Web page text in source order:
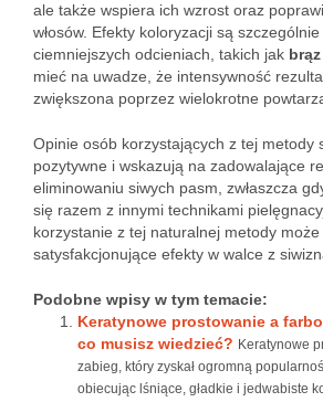
ale także wspiera ich wzrost oraz
włosów. Efekty koloryzacji są
ciemniejszych odcieniach, takich jak brąz
mieć na uwadze, że intensywność
zwiększona poprzez wielokrotne
Opinie osób korzystających z tej metody
pozytywne i wskazują na zadowalające
eliminowaniu siwych pasm, zwłaszcza
się razem z innymi technikami
korzystanie z tej naturalnej metody
satysfakcjonujące efekty w walce z
Podobne wpisy w tym temacie:
Keratynowe prostowanie a
co musisz wiedzieć? Keratynowe
zabieg, który zyskał ogromną
obiecując lśniące, gładkie i jedwabiste